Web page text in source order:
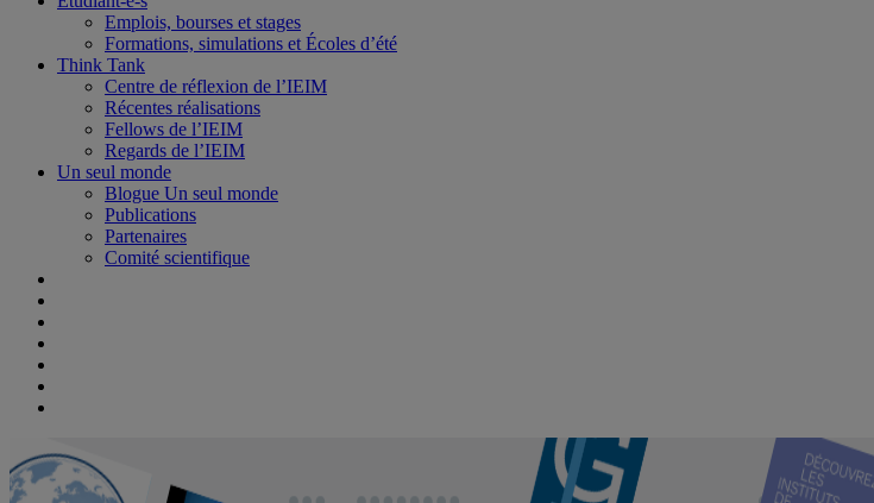
Emplois, bourses et stages
Formations, simulations et Écoles d’été
Think Tank
Centre de réflexion de l’IEIM
Récentes réalisations
Fellows de l’IEIM
Regards de l’IEIM
Un seul monde
Blogue Un seul monde
Publications
Partenaires
Comité scientifique